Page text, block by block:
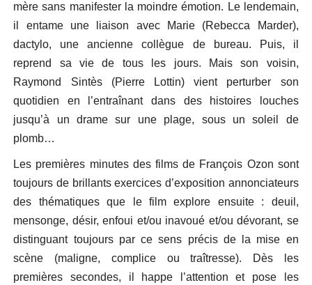
mère sans manifester la moindre émotion. Le lendemain,
il entame une liaison avec Marie (Rebecca Marder),
dactylo, une ancienne collègue de bureau. Puis, il
reprend sa vie de tous les jours. Mais son voisin,
Raymond Sintès (Pierre Lottin) vient perturber son
quotidien en l’entraînant dans des histoires louches
jusqu’à un drame sur une plage, sous un soleil de
plomb…
Les premières minutes des films de François Ozon sont
toujours de brillants exercices d’exposition annonciateurs
des thématiques que le film explore ensuite : deuil,
mensonge, désir, enfoui et/ou inavoué et/ou dévorant, se
distinguant toujours par ce sens précis de la mise en
scène (maligne, complice ou traîtresse). Dès les
premières secondes, il happe l’attention et pose les